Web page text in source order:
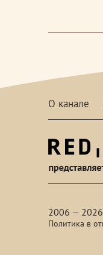
О канале
2006 —
Политика в